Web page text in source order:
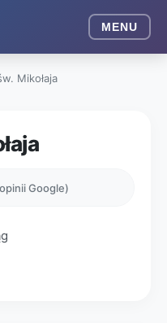
MENU
Mikołaja
Google)